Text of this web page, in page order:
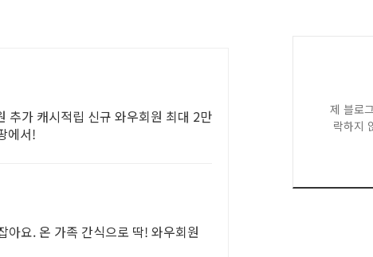
추가 캐시적립 신규 와우회원 최대 2만
에서!
아요. 온 가족 간식으로 딱! 와우회원
제 블로
락하지